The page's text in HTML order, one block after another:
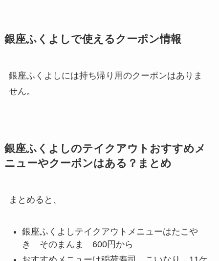
銀座ふくよしで使えるクーポン情報
銀座ふくよしには持ち帰り用のクーポンはありま
せん。
銀座ふくよしのテイクアウトおすすめメ
ニューやクーポンはある？まとめ
まとめると、
銀座ふくよしテイクアウトメニューはたこや
き そのまんま 600円から